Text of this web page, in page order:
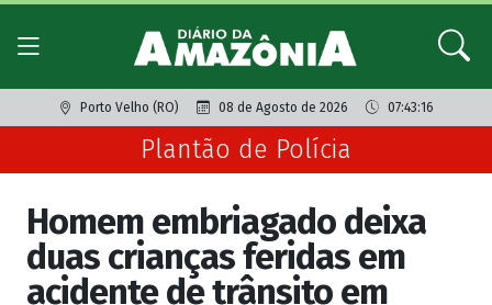
Porto Velho (RO) 08 de Agosto de 2026 07:43:16
Plantão de Polícia
Homem embriagado deixa
duas crianças feridas em
acidente de trânsito em